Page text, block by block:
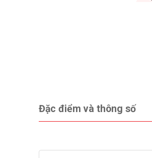
Đặc điểm và thông số